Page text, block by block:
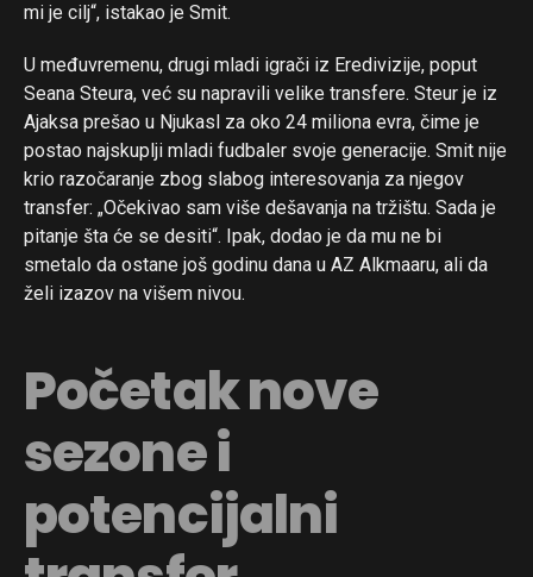
mi je cilj“, istakao je Smit.
U međuvremenu, drugi mladi igrači iz Eredivizije, poput
Seana Steura, već su napravili velike transfere. Steur je iz
Ajaksa prešao u Njukasl za oko 24 miliona evra, čime je
postao najskuplji mladi fudbaler svoje generacije. Smit nije
krio razočaranje zbog slabog interesovanja za njegov
transfer: „Očekivao sam više dešavanja na tržištu. Sada je
pitanje šta će se desiti“. Ipak, dodao je da mu ne bi
smetalo da ostane još godinu dana u AZ Alkmaaru, ali da
želi izazov na višem nivou.
Početak nove
sezone i
potencijalni